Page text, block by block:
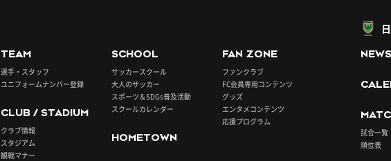
TEAM
選手・スタッフ
ユニフォームナンバー登録
CLUB / STADIUM
クラブ情報
スタジアム
観戦マナー
SCHOOL
サッカースクール
大人のサッカー
スポーツ＆SDGs普及活動
スクールカレンダー
HOMETOWN
FAN ZONE
ファンクラブ
FC会員専用コンテンツ
グッズ
エンタメコンテンツ
応援プログラム
NEWS
試合一覧
順位表